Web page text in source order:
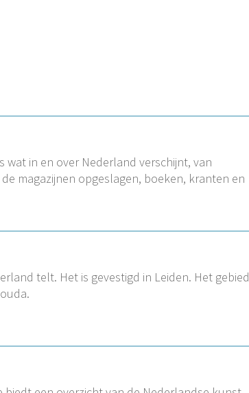
wat in en over Nederland verschijnt, van
magazijnen opgeslagen, boeken, kranten en
telt. Het is gevestigd in Leiden. Het gebied